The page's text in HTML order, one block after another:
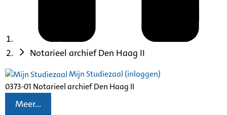
Notarieel archief Den Haag II
Mijn Studiezaal (inloggen)
0373-01 Notarieel archief Den Haag II
Meer...